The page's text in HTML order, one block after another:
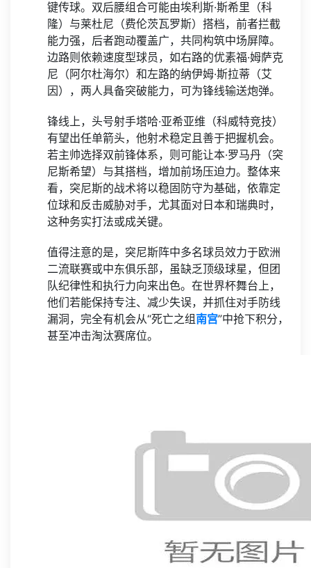
键传球。双后腰组合可能由埃利斯·斯希里（科
隆）与莱杜尼（费伦茨瓦罗斯）搭档，前者拦截
能力强，后者跑动覆盖广，共同构筑中场屏障。
边路则依赖速度型球员，如右路的优素福·姆萨克
尼（阿尔杜海尔）和左路的纳伊姆·斯拉蒂（艾
因），两人具备突破能力，可为锋线输送炮弹。
锋线上，头号射手塔哈·亚希亚维（科威特竞技）
有望出任单箭头，他射术稳定且善于把握机会。
若主帅选择双前锋体系，则可能让本·罗马丹（突
尼斯希望）与其搭档，增加前场压迫力。整体来
看，突尼斯的战术将以稳固防守为基础，依靠定
位球和反击威胁对手，尤其面对日本和瑞典时，
这种务实打法或成关键。
值得注意的是，突尼斯阵中多名球员效力于欧洲
二流联赛或中东俱乐部，虽缺乏顶级球星，但团
队纪律性和执行力向来出色。在世界杯舞台上，
他们若能保持专注、减少失误，并抓住对手防线
漏洞，完全有机会从“死亡之组 南宫”中抢下积分，
甚至冲击淘汰赛席位。